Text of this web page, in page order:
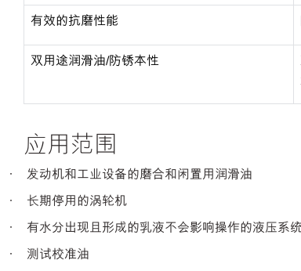
有效的抗磨性能
双用途润滑油/防锈本性
应用范围
· 发动机和工业设备的磨合和闲置用润滑油
· 长期停用的涡轮机
· 有水分出现且形成的乳液不会影响操作的液压系统
· 测试校准油